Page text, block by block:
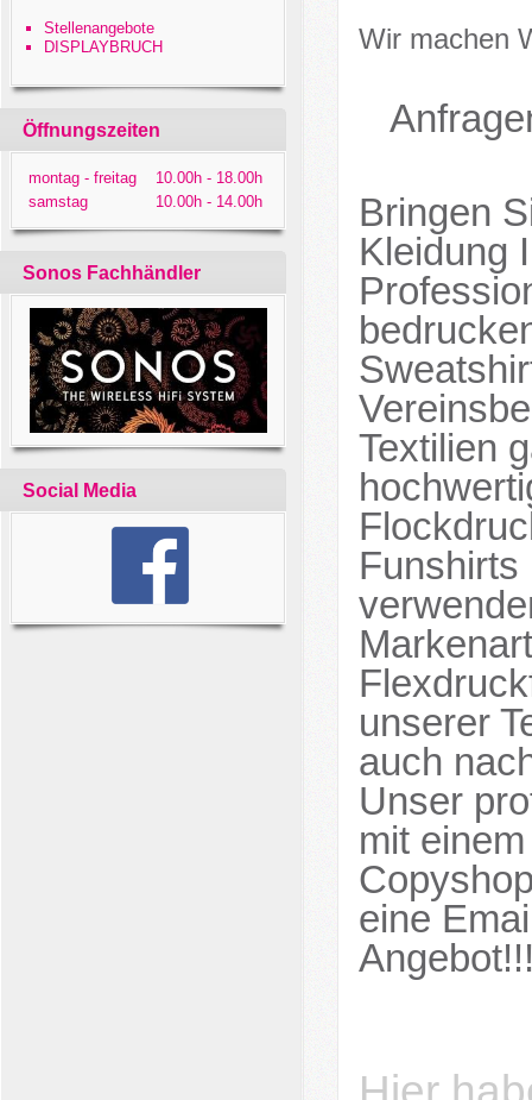
Stellenangebote
DISPLAYBRUCH
Öffnungszeiten
montag - freitag
10.00h - 18.00h
samstag
10.00h - 14.00h
Sonos Fachhändler
Social Media
Wir machen
Bringen
Kleidung
Textilien
Funshirts
unserer
auch
Unser
mit
eine